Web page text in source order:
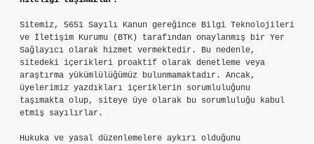
Sitemiz, 5651 Sayılı Kanun gereğince Bilgi Teknolojileri
ve İletişim Kurumu (BTK) tarafından onaylanmış bir Yer
Sağlayıcı olarak hizmet vermektedir. Bu nedenle,
sitedeki içerikleri proaktif olarak denetleme veya
araştırma yükümlülüğümüz bulunmamaktadır. Ancak,
üyelerimiz yazdıkları içeriklerin sorumluluğunu
taşımakta olup, siteye üye olarak bu sorumluluğu kabul
etmiş sayılırlar.
Hukuka ve yasal düzenlemelere aykırı olduğunu